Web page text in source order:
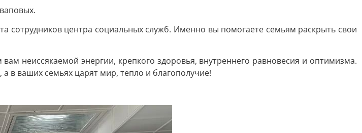
сотрудников центра социальных служб. Именно вы помогаете семьям раскрыть свои
неиссякаемой энергии, крепкого здоровья, внутреннего равновесия и оптимизма.
а в ваших семьях царят мир, тепло и благополучие!